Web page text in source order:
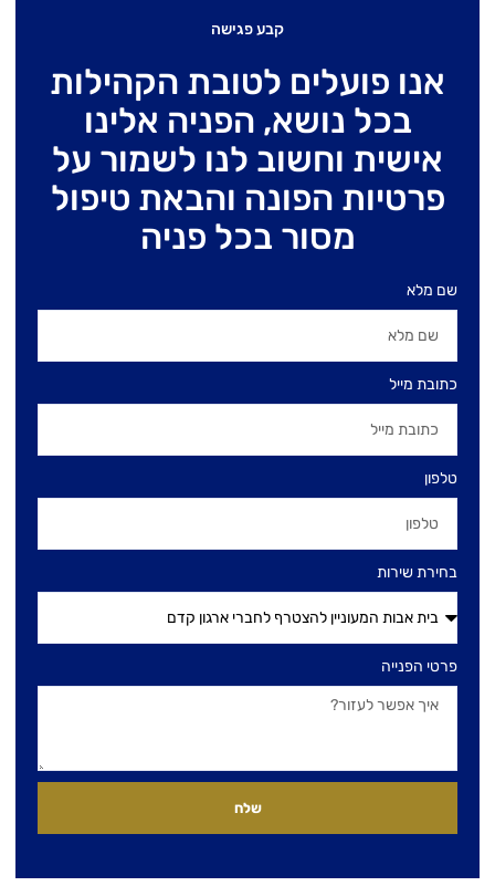
קבע פגישה
אנו פועלים לטובת הקהילות
בכל נושא, הפניה אלינו
אישית וחשוב לנו לשמור על
פרטיות הפונה והבאת טיפול
מסור בכל פניה
שם מלא
כתובת מייל
טלפון
בחירת שירות
פרטי הפנייה
שלח